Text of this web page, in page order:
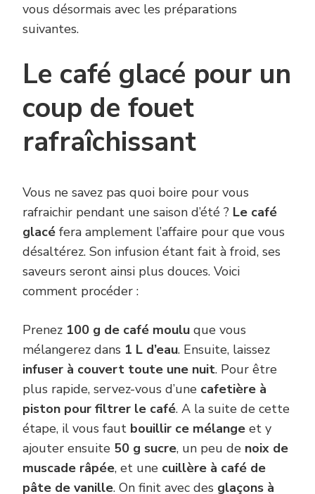
vous désormais avec les préparations
suivantes.
Le café glacé pour un
coup de fouet
rafraîchissant
Vous ne savez pas quoi boire pour vous
rafraichir pendant une saison d’été ? Le café
glacé fera amplement l’affaire pour que vous
désaltérez. Son infusion étant fait à froid, ses
saveurs seront ainsi plus douces. Voici
comment procéder :
Prenez 100 g de café moulu que vous
mélangerez dans 1 L d’eau. Ensuite, laissez
infuser à couvert toute une nuit. Pour être
plus rapide, servez-vous d’une cafetière à
piston pour filtrer le café. A la suite de cette
étape, il vous faut bouillir ce mélange et y
ajouter ensuite 50 g sucre, un peu de noix de
muscade râpée, et une cuillère à café de
pâte de vanille. On finit avec des glaçons à